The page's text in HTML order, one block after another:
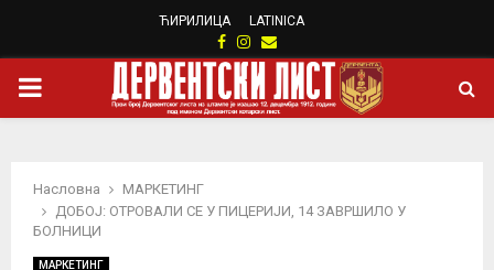
ЋИРИЛИЦА LATINICA
Facebook
Instagram
Email
PRIMARY
Насловна
МАРКЕТИНГ
ДОБОЈ: ОТРОВАЛИ СЕ У ПИЦЕРИЈИ, 14 ЗАВРШИЛО У
БОЛНИЦИ
МАРКЕТИНГ